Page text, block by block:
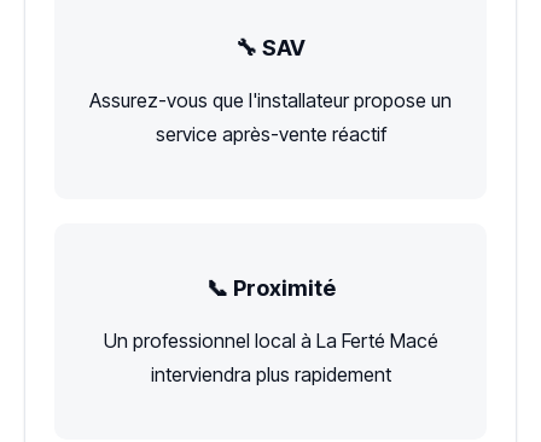
🔧 SAV
Assurez-vous que l'installateur propose un
service après-vente réactif
📞 Proximité
Un professionnel local à La Ferté Macé
interviendra plus rapidement